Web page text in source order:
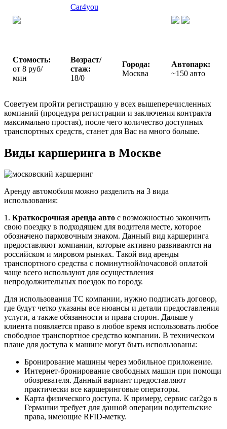
Car4you
Стомость:
от 8 руб/
мин
Возраст/
стаж:
18/0
Города:
Москва
Автопарк:
~150 авто
Советуем пройти регистрацию у всех вышеперечисленных
компаний (процедура регистрации и заключения контракта
максимально простая), после чего количество доступных
транспортных средств, станет для Вас на много больше.
Виды каршеринга в Москве
Аренду автомобиля можно разделить на 3 вида
использования:
1. Краткосрочная аренда авто с возможностью закончить
свою поездку в подходящем для водителя месте, которое
обозначено парковочным знаком. Данный вид каршеринга
предоставляют компании, которые активно развиваются на
российском и мировом рынках. Такой вид аренды
транспортного средства с поминутной/почасовой оплатой
чаще всего используют для осуществления
непродолжительных поездок по городу.
Для использования ТС компании, нужно подписать договор,
где будут четко указаны все нюансы и детали предоставления
услуги, а также обязанности и права сторон. Дальше у
клиента появляется право в любое время использовать любое
свободное транспортное средство компании. В техническом
плане для доступа к машине могут быть использованы:
Бронирование машины через мобильное приложение.
Интернет-бронирование свободных машин при помощи
обозревателя. Данный вариант предоставляют
практически все каршеринговые операторы.
Карта физического доступа. К примеру, сервис car2go в
Германии требует для данной операции водительские
права, имеющие RFID-метку.